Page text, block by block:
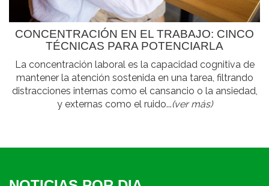
CONCENTRACIÓN EN EL TRABAJO: CINCO
TÉCNICAS PARA POTENCIARLA
La concentración laboral es la capacidad cognitiva de
mantener la atención sostenida en una tarea, filtrando
distracciones internas como el cansancio o la ansiedad,
y externas como el ruido...(ver más)